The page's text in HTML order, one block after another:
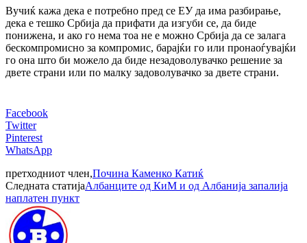
Вучиќ кажа дека е потребно пред се ЕУ да има разбирање,
дека е тешко Србија да прифати да изгуби се, да биде
понижена, и ако го нема тоа не е можно Србија да се залага
бескомпромисно за компромис, барајќи го или пронаоѓувајќи
го она што би можело да биде незадоволувачко решение за
двете страни или по малку задоволувачко за двете страни.
Facebook
Twitter
Pinterest
WhatsApp
претходниот член,Почина Каменко Катиќ
Следната статијаАлбанците од КиМ и од Албанија запалија
наплатен пункт